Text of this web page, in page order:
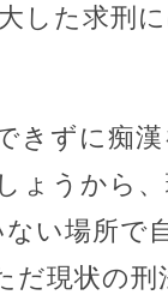
した求刑
きずに痴
ょうから
い場所で
だ現状の刑